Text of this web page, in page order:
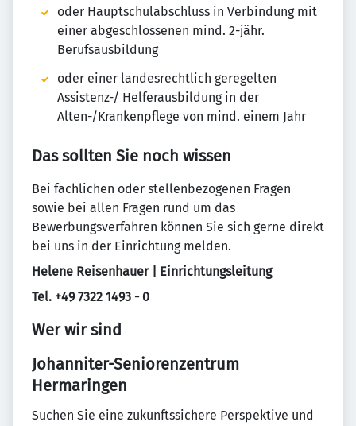
oder Hauptschulabschluss in Verbindung mit
einer abgeschlossenen mind. 2-jähr.
Berufsausbildung
oder einer landesrechtlich geregelten
Assistenz-/ Helferausbildung in der
Alten-/Krankenpflege von mind. einem Jahr
Das sollten Sie noch wissen
Bei fachlichen oder stellenbezogenen Fragen
sowie bei allen Fragen rund um das
Bewerbungsverfahren können Sie sich gerne direkt
bei uns in der Einrichtung melden.
Helene Reisenhauer | Einrichtungsleitung
Tel. +49 7322 1493 - 0
Wer wir sind
Johanniter-Seniorenzentrum
Hermaringen
Suchen Sie eine zukunftssichere Perspektive und